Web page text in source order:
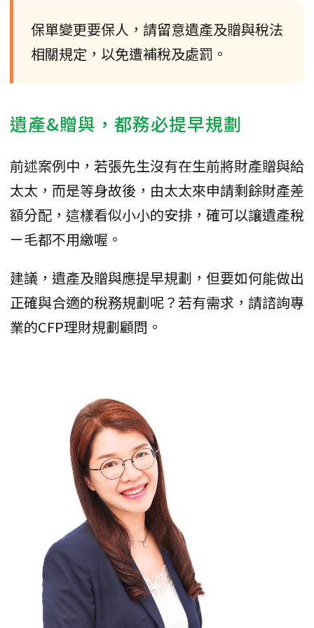
保單變更要保人，請留意遺產及贈與稅法
相關規定，以免遭補稅及處罰。
遺產&贈與，都務必提早規劃
前述案例中，若張先生沒有在生前將財產贈與給
太太，而是等身故後，由太太來申請剩餘財產差
額分配，這樣看似小小的安排，確可以讓遺產稅
ㄧ毛都不用繳喔。
建議，遺產及贈與應提早規劃，但要如何能做出
正確與合適的稅務規劃呢？若有需求，請諮詢專
業的CFP理財規劃顧問。